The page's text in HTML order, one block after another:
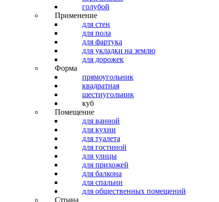
голубой
Применение
для стен
для пола
для фартука
для укладки на землю
для дорожек
Форма
прямоугольник
квадратная
шестиугольник
куб
Помещение
для ванной
для кухни
для туалета
для гостиной
для улицы
для прихожей
для балкона
для спальни
для общественных помещений
Страна